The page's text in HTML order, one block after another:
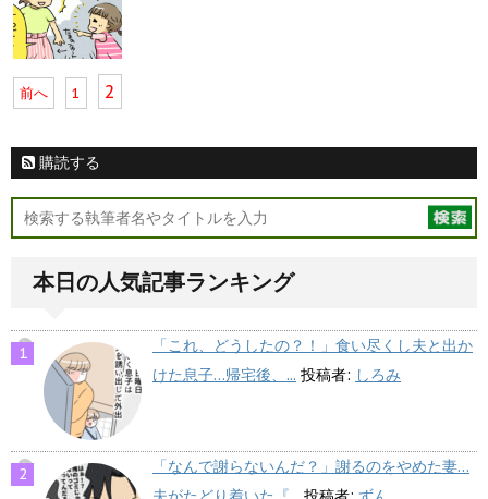
前へ 1 2
購読する
本日の人気記事ランキング
「これ、どうしたの？！」食い尽くし夫と出か
けた息子…帰宅後、... 投稿者: しろみ
「なんで謝らないんだ？」謝るのをやめた妻…